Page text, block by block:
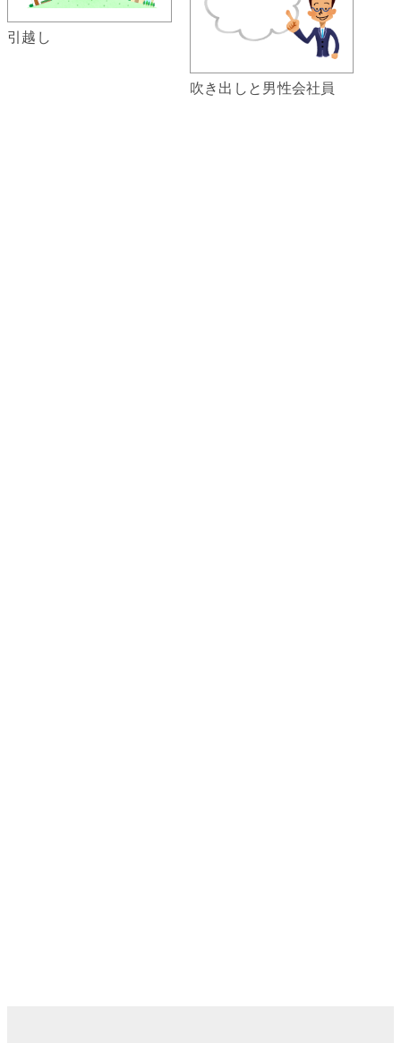
引越し
吹き出しと男性会社員